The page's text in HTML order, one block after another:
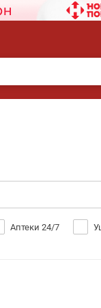
Аптеки 24/7